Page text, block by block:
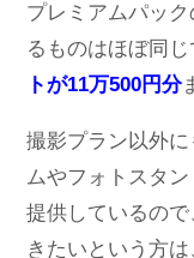
プレミアムパッ
るものはほぼ同じ
トが11万500円分
撮影プラン以外
ムやフォトスタ
提供しているの
きたいという方